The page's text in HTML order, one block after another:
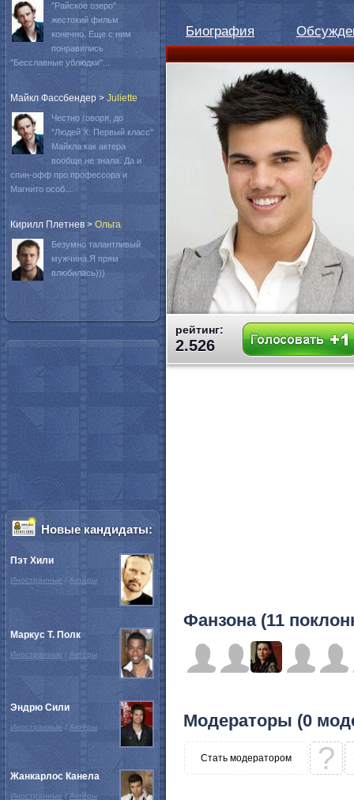
Биография
рейтинг:
2.526
Фанзона (11
Модераторы (0
Стать модератором ?
"Райское озеро"
жестокий фильм
конечно. Еще с ним
понравились
"Бесславные ублюдки"...
Майкл Фассбендер > Juliette
Честно говоря, до
"Людей Х: Первый класс"
Майкла как актера
вообще не знала. Да и
спин-офф про профессора и
Магнито особ...
Кирилл Плетнев > Oльга
Безумно талантливый
мужчина.Я прям
влюбилась)))
Новые кандидаты:
Пэт Хили
Иностранные / Актёры
Маркус Т. Полк
Иностранные / Актёры
Эндрю Сили
Иностранные / Актёры
Жанкарлос Канела
Иностранные / Актёры